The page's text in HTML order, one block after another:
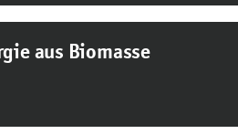
aus Biomasse